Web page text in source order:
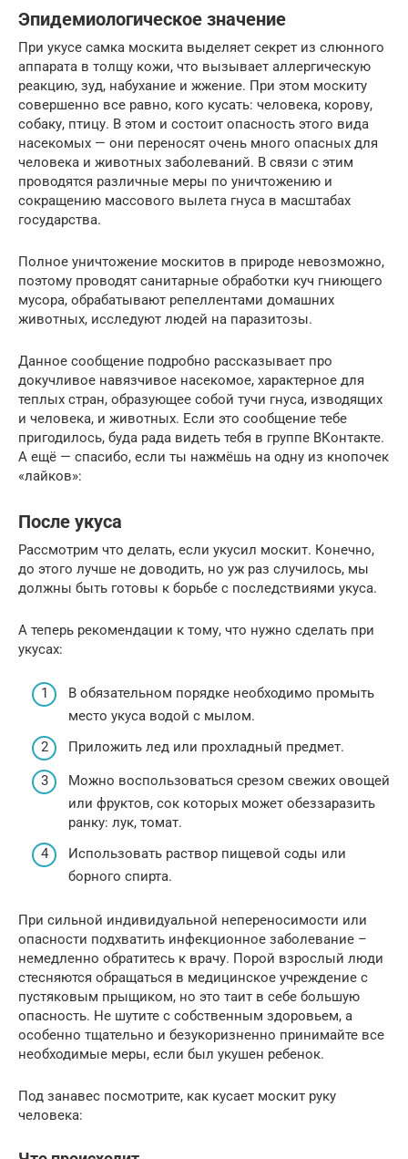
Эпидемиологическое значение
При укусе самка москита выделяет секрет из слюнного
аппарата в толщу кожи, что вызывает аллергическую
реакцию, зуд, набухание и жжение. При этом москиту
совершенно все равно, кого кусать: человека, корову,
собаку, птицу. В этом и состоит опасность этого вида
насекомых — они переносят очень много опасных для
человека и животных заболеваний. В связи с этим
проводятся различные меры по уничтожению и
сокращению массового вылета гнуса в масштабах
государства.
Полное уничтожение москитов в природе невозможно,
поэтому проводят санитарные обработки куч гниющего
мусора, обрабатывают репеллентами домашних
животных, исследуют людей на паразитозы.
Данное сообщение подробно рассказывает про
докучливое навязчивое насекомое, характерное для
теплых стран, образующее собой тучи гнуса, изводящих
и человека, и животных. Если это сообщение тебе
пригодилось, буда рада видеть тебя в группе ВКонтакте.
А ещё — спасибо, если ты нажмёшь на одну из кнопочек
«лайков»:
После укуса
Рассмотрим что делать, если укусил москит. Конечно,
до этого лучше не доводить, но уж раз случилось, мы
должны быть готовы к борьбе с последствиями укуса.
А теперь рекомендации к тому, что нужно сделать при
укусах:
В обязательном порядке необходимо промыть
место укуса водой с мылом.
Приложить лед или прохладный предмет.
Можно воспользоваться срезом свежих овощей
или фруктов, сок которых может обеззаразить
ранку: лук, томат.
Использовать раствор пищевой соды или
борного спирта.
При сильной индивидуальной непереносимости или
опасности подхватить инфекционное заболевание –
немедленно обратитесь к врачу. Порой взрослый люди
стесняются обращаться в медицинское учреждение с
пустяковым прыщиком, но это таит в себе большую
опасность. Не шутите с собственным здоровьем, а
особенно тщательно и безукоризненно принимайте все
необходимые меры, если был укушен ребенок.
Под занавес посмотрите, как кусает москит руку
человека: